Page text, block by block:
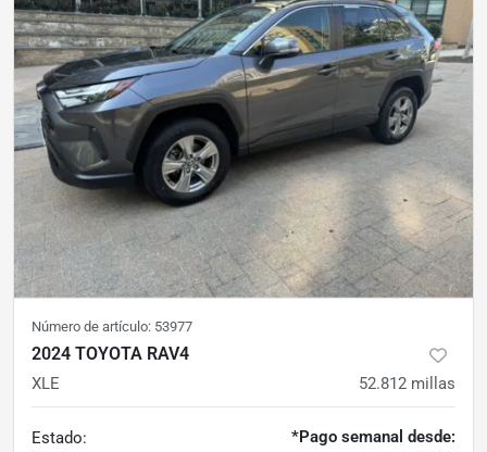
Número de artículo: 53977
2024 TOYOTA RAV4
XLE 52.812 millas
Estado:
*Pago semanal desde: